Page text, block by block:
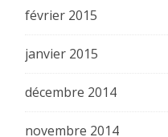
février 2015
janvier 2015
décembre 2014
novembre 2014